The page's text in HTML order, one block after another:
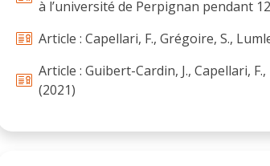
à l’université de Perpignan pendant
Article : Capellari, F., Grégoire, S.,
Article : Guibert-Cardin, J., Capellari,
(2021)